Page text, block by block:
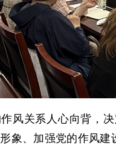
风关系人心向背，
象、加强党的作风